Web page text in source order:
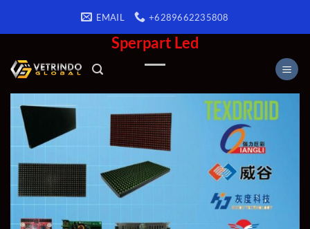
EMAIL +6289662235808
CATALOGUE
Sperpart Led